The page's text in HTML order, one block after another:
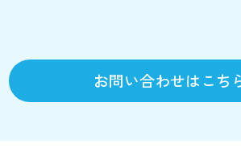
お問い合わせはこち